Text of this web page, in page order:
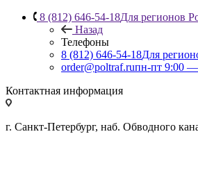
8 (812) 646-54-18Для регионов
Назад
Телефоны
8 (812) 646-54-18Для
order@poltraf.ruпн-пт 9:00 —
Контактная информация
г. Санкт-Петербург, наб. Обводного